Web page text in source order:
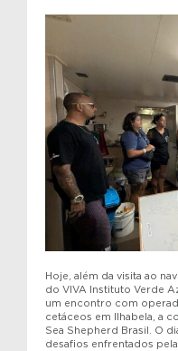
Hoje, além da visita ao
do VIVA Instituto Verde
um encontro com
cetáceos em Ilhabela, a
Sea Shepherd Brasil. O
desafios enfrentados